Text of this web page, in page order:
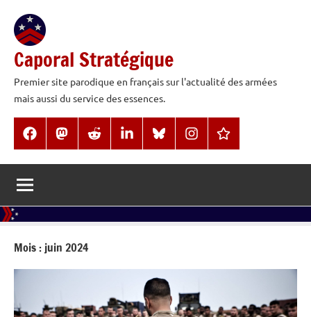
contenu
Caporal Stratégique
Premier site parodique en français sur l'actualité des armées
mais aussi du service des essences.
FacebookMastodonReddit LinkedInBlueSkyInstagramThreads
Mois : juin 2024